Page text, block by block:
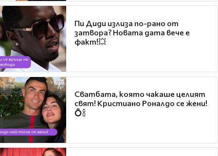
Пи Диди излиза по-рано от
затвора? Новата дата вече е
факт!💥
Сватбата, която чакаше целият
свят! Кристиано Роналдо се жени!
💍🍾